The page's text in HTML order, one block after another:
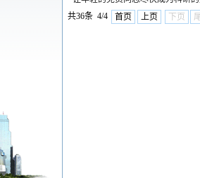
共36条 4/4
首页 上页 下页